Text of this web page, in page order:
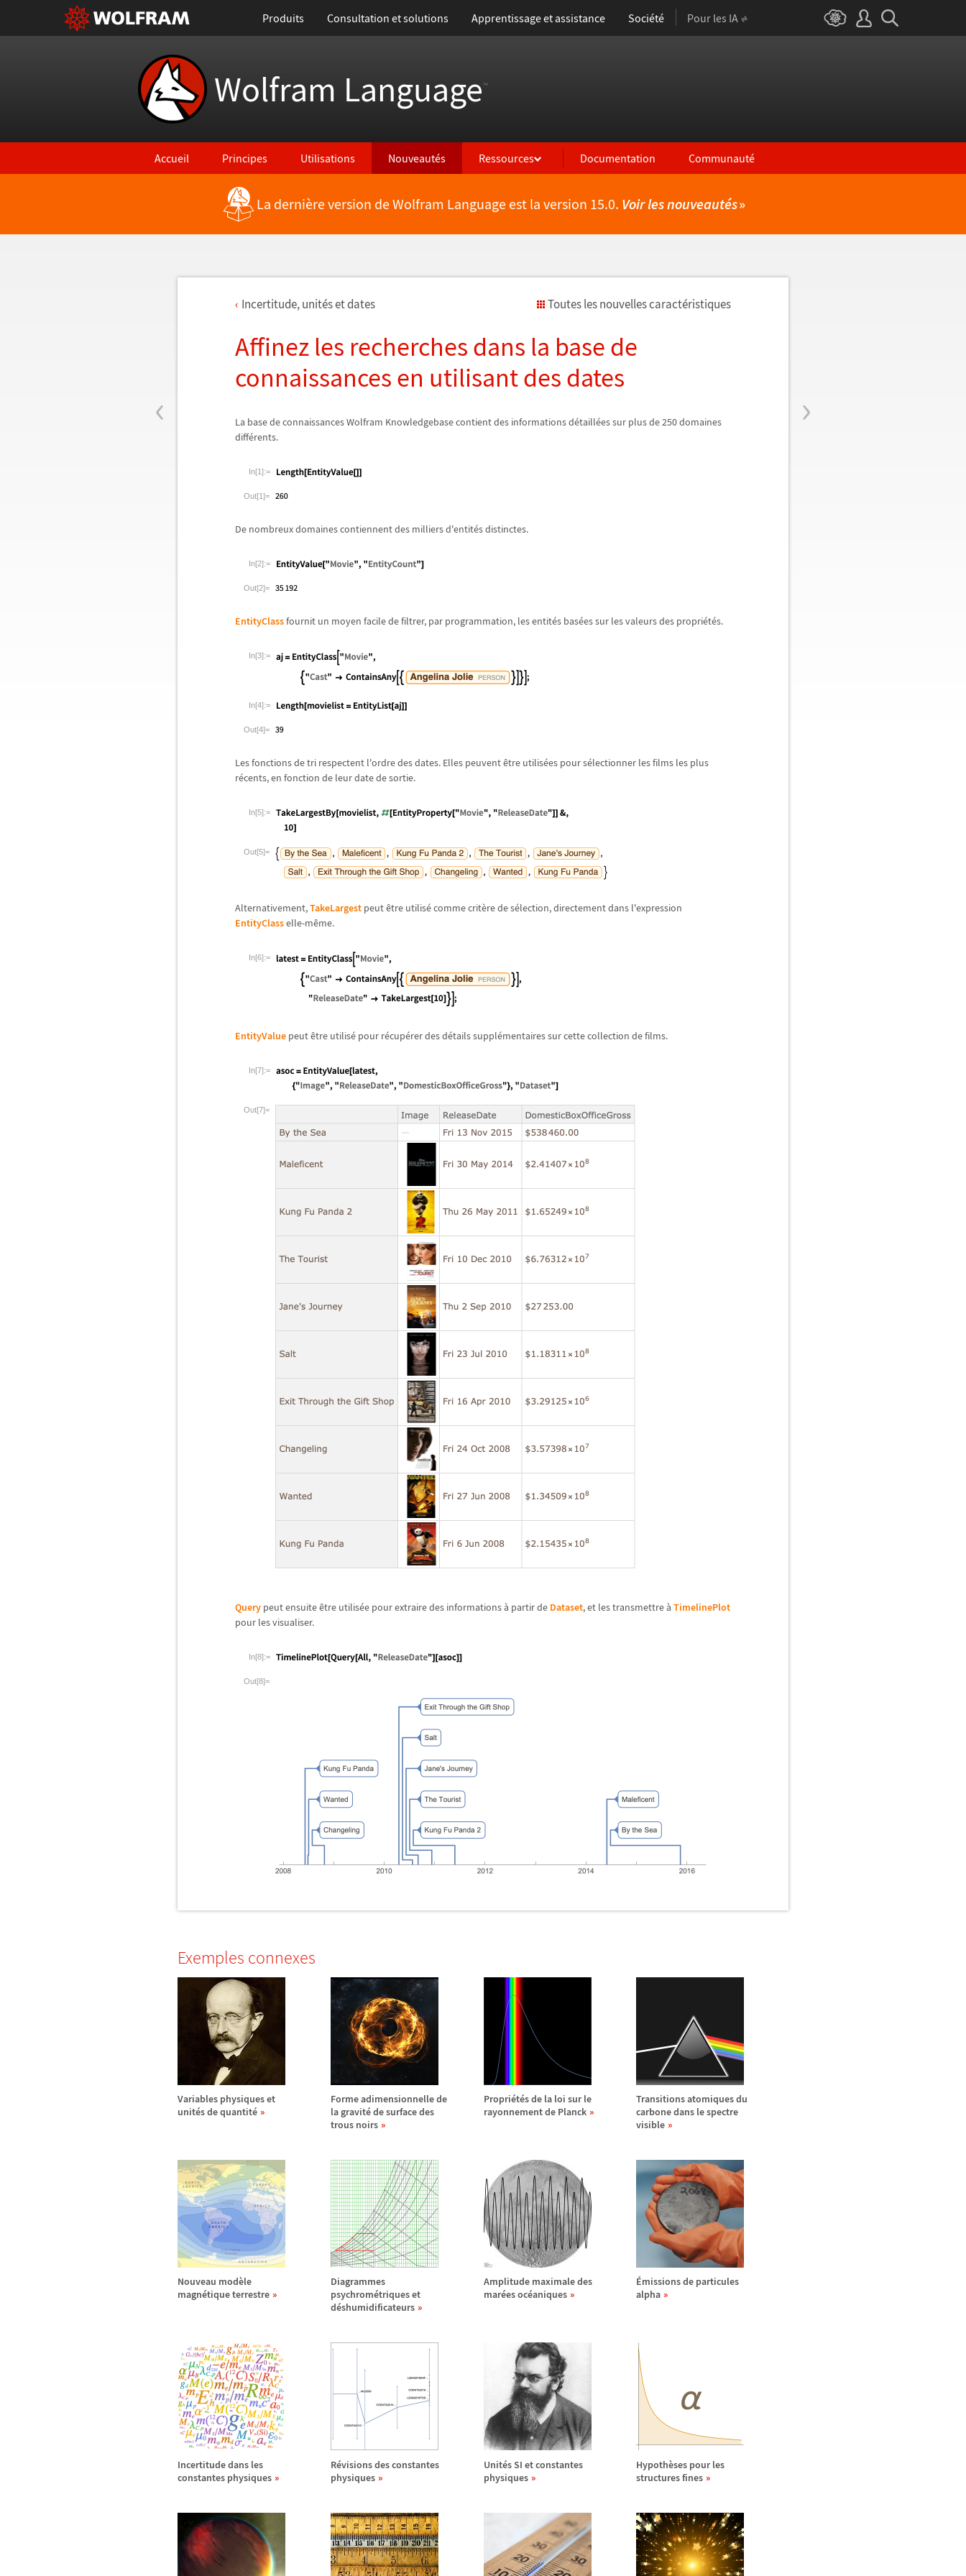
Produits Consultation et solutions Apprentissage et assistance Société Pour les IA
Wolfram Language™
Accueil Principes Utilisations Nouveautés Ressources Documentation Communauté
La dernière version de Wolfram Language est la version 15.0. Voir les nouveautés»
‹ ›
Incertitude, unités et dates Toutes les nouvelles caractéristiques
Affinez les recherches dans la base de
connaissances en utilisant des dates
La base de connaissances Wolfram Knowledgebase contient des informations détaillées sur plus de 250 domaines
différents.
In[1]:=
Out[1]=
De nombreux domaines contiennent des milliers d'entités distinctes.
In[2]:=
Out[2]=
EntityClassfournit un moyen facile de filtrer, par programmation, les entités basées sur les valeurs des propriétés.
In[3]:=
In[4]:=
Out[4]=
Les fonctions de tri respectent l'ordre des dates. Elles peuventêtre utilisées pour sélectionner les films les plus
récents, en fonction de leur date de sortie.
In[5]:=
Out[5]=
Alternativement,TakeLargest peutêtre utilisécomme critère de sélection, directement dans l'expression
EntityClasselle-même.
In[6]:=
EntityValue peutêtre utilisé pour récupérer des détails supplémentaires sur cette collection de films.
In[7]:=
Out[7]=
Query peut ensuiteêtre utilisée pour extraire des informationsà partir de Dataset, et les transmettreà TimelinePlot
pour les visualiser.
In[8]:=
Out[8]=
Exemples connexes
Variables physiques et
unités de quantité
Forme adimensionnelle de
la gravitéde surface des
trous noirs
Propriétés de la loi sur le
rayonnement de Planck
Transitions atomiques du
carbone dans le spectre
visible
Nouveau modèle
magnétique terrestre
Diagrammes
psychrométriques et
déshumidificateurs
Amplitude maximale des
marées océaniques
Émissions de particules
alpha
Incertitude dans les
constantes physiques
Révisions des constantes
physiques
Unités SI et constantes
physiques
Hypothèses pour les
structures fines